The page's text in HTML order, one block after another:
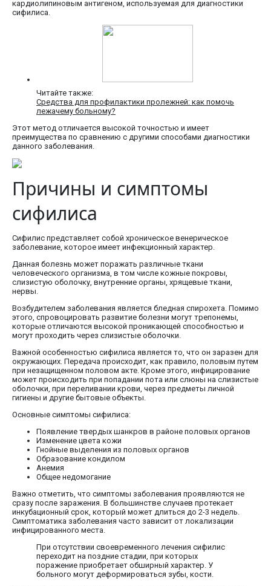
кардиолипиновым антигеном, используемая для диагностики
сифилиса.
Читайте также:
Средства для профилактики пролежней: как помочь
лежачему больному?
Этот метод отличается высокой точностью и имеет
преимущества по сравнению с другими способами диагностики
данного заболевания.
Причины и симптомы
сифилиса
Сифилис представляет собой хроническое венерическое
заболевание, которое имеет инфекционный характер.
Данная болезнь может поражать различные ткани
человеческого организма, в том числе кожные покровы,
слизистую оболочку, внутренние органы, хрящевые ткани,
нервы.
Возбудителем заболевания является бледная спирохета. Помимо
этого, спровоцировать развитие болезни могут трепонемы,
которые отличаются высокой проникающей способностью и
могут проходить через слизистые оболочки.
Важной особенностью сифилиса является то, что он заразен для
окружающих. Передача происходит, как правило, половым путем
при незащищенном половом акте. Кроме этого, инфицирование
может происходить при попадании пота или слюны на слизистые
оболочки, при переливании крови, через предметы личной
гигиены и другие бытовые объекты.
Основные симптомы сифилиса:
Появление твердых шанкров в районе половых органов
Изменение цвета кожи
Гнойные выделения из половых органов
Образование кондилом
Анемия
Общее недомогание
Важно отметить, что симптомы заболевания проявляются не
сразу после заражения. В большинстве случаев протекает
инкубационный срок, который может длиться до 2-3 недель.
Симптоматика заболевания часто зависит от локализации
инфицированного места.
При отсутствии своевременного лечения сифилис
переходит на поздние стадии, при которых
поражение приобретает обширный характер. У
больного могут деформироваться зубы, кости.